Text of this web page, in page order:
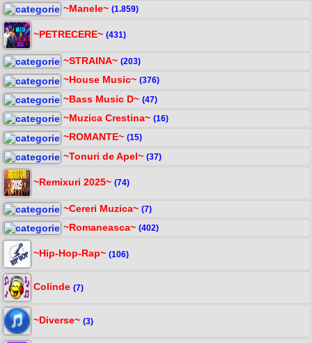
~Manele~ (1.859)
~PETRECERE~ (431)
~STRAINA~ (203)
~House Music~ (376)
~Bass Music D~ (47)
~Muzica Crestina~ (16)
~ROMANTE~ (15)
~Tonuri de Apel~ (37)
~Remixuri 2025~ (74)
~Cereri Muzica~ (7)
~Romaneasca~ (402)
~Hip-Hop-Rap~ (106)
Colinde (7)
~Diverse~ (3)